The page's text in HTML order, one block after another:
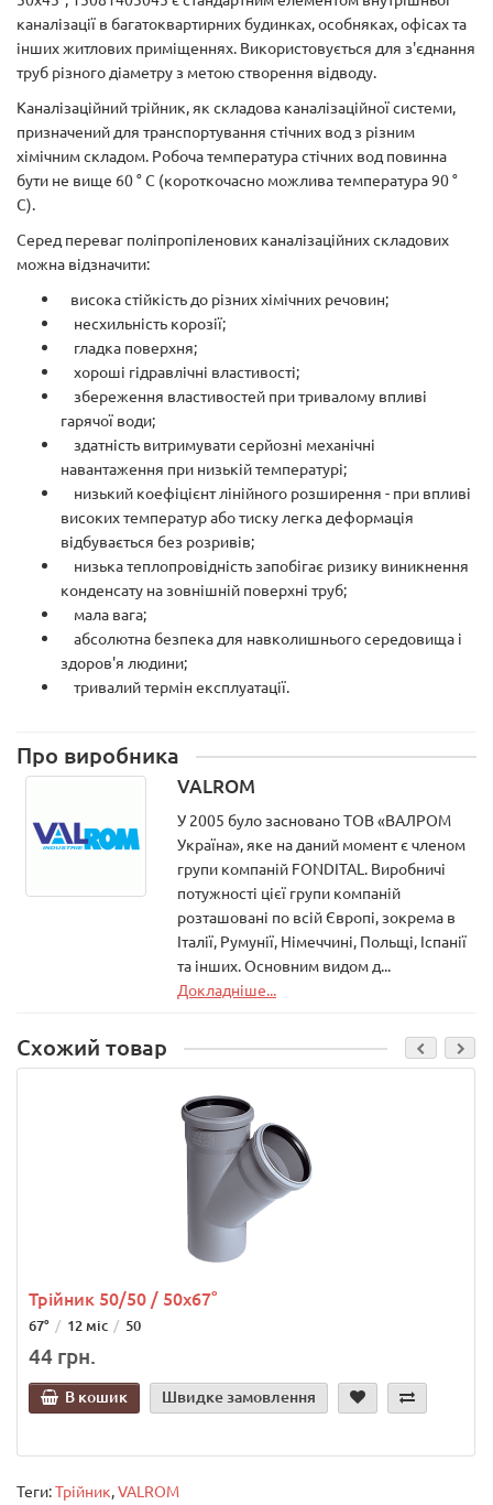
каналізації в багатоквартирних будинках, особняках, офісах та
інших житлових приміщеннях. Використовується для з'єднання
труб різного діаметру з метою створення відводу.
Каналізаційний трійник, як складова каналізаційної системи,
призначений для транспортування стічних вод з різним
хімічним складом. Робоча температура стічних вод повинна
бути не вище 60 ° С (короткочасно можлива температура 90 °
С).
Серед переваг поліпропіленових каналізаційних складових
можна відзначити:
висока стійкість до різних хімічних речовин;
несхильність корозії;
гладка поверхня;
хороші гідравлічні властивості;
збереження властивостей при тривалому впливі
гарячої води;
здатність витримувати серйозні механічні
навантаження при низькій температурі;
низький коефіцієнт лінійного розширення - при впливі
високих температур або тиску легка деформація
відбувається без розривів;
низька теплопровідність запобігає ризику виникнення
конденсату на зовнішній поверхні труб;
мала вага;
абсолютна безпека для навколишнього середовища і
здоров'я людини;
тривалий термін експлуатації.
Про виробника
VALROM
У 2005 було засновано ТОВ «ВАЛРОМ
Україна», яке на даний момент є членом
групи компаній FONDITAL. Виробничі
потужності цієї групи компаній
розташовані по всій Європі, зокрема в
Італії, Румунії, Німеччині, Польщі, Іспанії
та інших. Основним видом д...
Докладніше...
Схожий товар
Трійник 50/50 / 50х67°
67° 12 міс 50
44 грн.
В кошик Швидке замовлення
Теги:Трійник,VALROM